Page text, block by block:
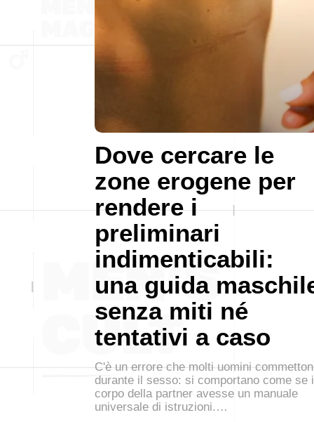
Dove cercare le
zone erogene per
rendere i
preliminari
indimenticabili:
una guida
senza miti né
tentativi a caso
C'è un errore che molti uomini
durante il sesso: si comportano come se
corpo della partner avesse un manuale
universale di istruzioni.…